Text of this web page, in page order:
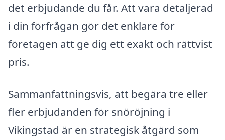
det erbjudande du får. Att vara detaljerad
i din förfrågan gör det enklare för
företagen att ge dig ett exakt och rättvist
pris.
Sammanfattningsvis, att begära tre eller
fler erbjudanden för snöröjning i
Vikingstad är en strategisk åtgärd som